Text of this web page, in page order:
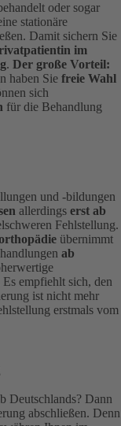
oder sogar
stationäre
Damit sichern Sie
im
. Der große Vorteil:
haben Sie freie Wahl
sich
für die Behandlung
und -bildungen
allerdings erst ab
Fehlstellung.
übernimmt
ab
Es empfiehlt sich, den
ist nicht mehr
erstmals vom
Deutschlands? Dann
abschließen. Denn